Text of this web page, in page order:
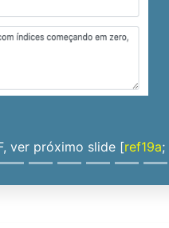
ver próximo slide [ref19a;